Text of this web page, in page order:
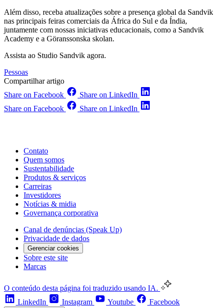
Além disso, receba atualizações sobre a presença global da Sandvik
nas principais feiras comerciais da África do Sul e da Índia,
juntamente com nossas iniciativas educacionais, como a Sandvik
Academy e a Göranssonska skolan.
Assista ao Studio Sandvik agora.
Pessoas
Compartilhar artigo
Share on Facebook
Share on LinkedIn
Share on Facebook
Share on LinkedIn
Contato
Quem somos
Sustentabilidade
Produtos & serviços
Carreiras
Investidores
Notícias & midia
Governança corporativa
Canal de denúncias (Speak Up)
Privacidade de dados
Gerenciar cookies
Sobre este site
Marcas
O conteúdo desta página foi traduzido usando IA.
LinkedIn
Instagram Youtube Facebook